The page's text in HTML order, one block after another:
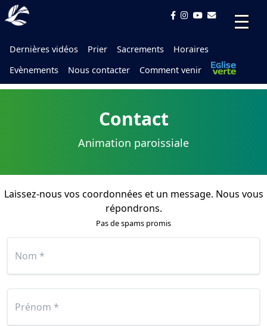
Dernières vidéos Prier Sacrements
Horaires
Evènements
Nous contacter Comment venir
Contact
Animation paroissiale
Laissez-nous vos coordonnées et un message. Nous vous
répondrons.
Pas de spams promis